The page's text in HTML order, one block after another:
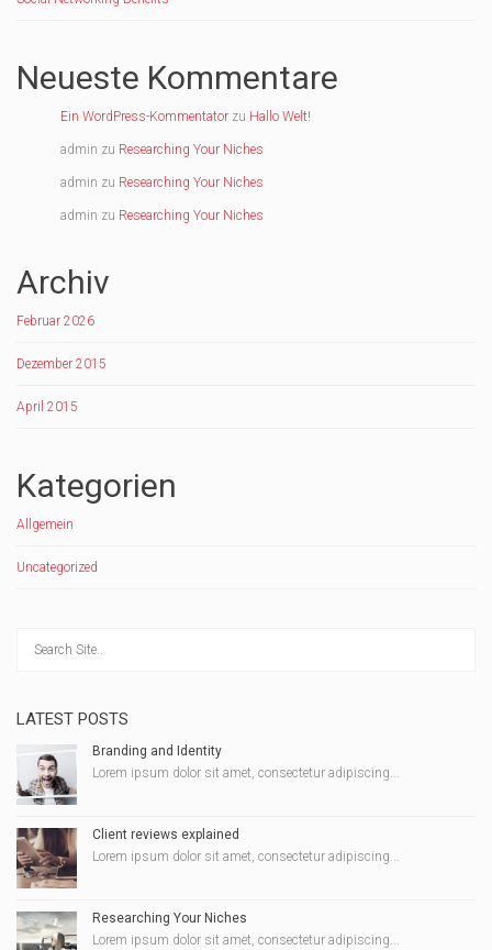
Neueste Kommentare
Ein WordPress-Kommentator zu Hallo Welt!
admin zu Researching Your Niches
admin zu Researching Your Niches
admin zu Researching Your Niches
Archiv
Februar 2026
Dezember 2015
April 2015
Kategorien
Allgemein
Uncategorized
LATEST POSTS
Branding and Identity
Lorem ipsum dolor sit amet, consectetur adipiscing...
Client reviews explained
Lorem ipsum dolor sit amet, consectetur adipiscing...
Researching Your Niches
Lorem ipsum dolor sit amet, consectetur adipiscing...